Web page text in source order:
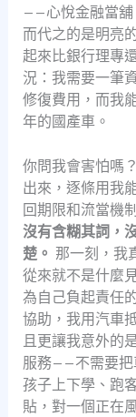
——心悅金融當舖
而代之的是明亮
起來比銀行理專
況：我需要一筆
修復費用，而我
年的國產車。
你問我會害怕嗎
出來，逐條用我
回期限和流當機
沒有含糊其詞，
楚。 那一刻，我
從來就不是什麼
為自己負起責任
協助，我用汽車
且更讓我意外的
服務——不需要把
孩子上下學、跑
貼，對一個正在